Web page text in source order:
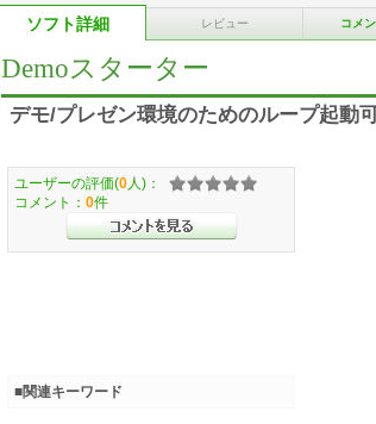
ソフト詳細 レビュー コメ
Demoスターター
デモ/プレゼン環境のためのループ起動
ユーザーの評価(0 人)：
コメント： 0件
■関連キーワード